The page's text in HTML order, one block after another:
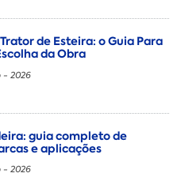
de Esteira: o Guia Para
da Obra
- 2026
guia completo de
e aplicações
- 2026